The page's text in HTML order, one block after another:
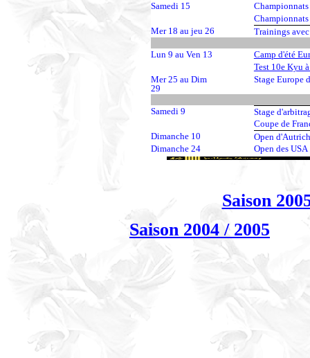
Samedi 15
Mer 18 au jeu 26
Trainings
Lun 9 au Ven 13
Camp d'été
Test 10e Kyu
Mer 25 au Dim
29
Stage Europe
Samedi 9
Stage
Coupe de
Dimanche 10
Open
Dimanche 24
Open des USA
Saison
Saison 2004 / 2005